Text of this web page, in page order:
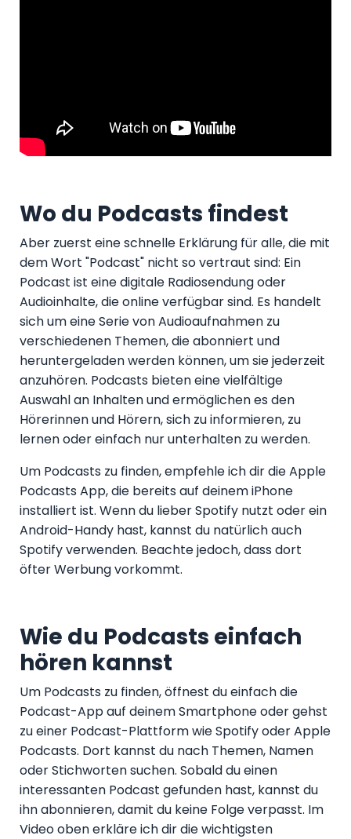
Wo du Podcasts findest
Aber zuerst eine schnelle Erklärung für alle, die mit
dem Wort "Podcast" nicht so vertraut sind: Ein
Podcast ist eine digitale Radiosendung oder
Audioinhalte, die online verfügbar sind. Es handelt
sich um eine Serie von Audioaufnahmen zu
verschiedenen Themen, die abonniert und
heruntergeladen werden können, um sie jederzeit
anzuhören. Podcasts bieten eine vielfältige
Auswahl an Inhalten und ermöglichen es den
Hörerinnen und Hörern, sich zu informieren, zu
lernen oder einfach nur unterhalten zu werden.
Um Podcasts zu finden, empfehle ich dir die Apple
Podcasts App, die bereits auf deinem iPhone
installiert ist. Wenn du lieber Spotify nutzt oder ein
Android-Handy hast, kannst du natürlich auch
Spotify verwenden. Beachte jedoch, dass dort
öfter Werbung vorkommt.
Wie du Podcasts einfach
hören kannst
Um Podcasts zu finden, öffnest du einfach die
Podcast-App auf deinem Smartphone oder gehst
zu einer Podcast-Plattform wie Spotify oder Apple
Podcasts. Dort kannst du nach Themen, Namen
oder Stichworten suchen. Sobald du einen
interessanten Podcast gefunden hast, kannst du
ihn abonnieren, damit du keine Folge verpasst. Im
Video oben erkläre ich dir die wichtigsten